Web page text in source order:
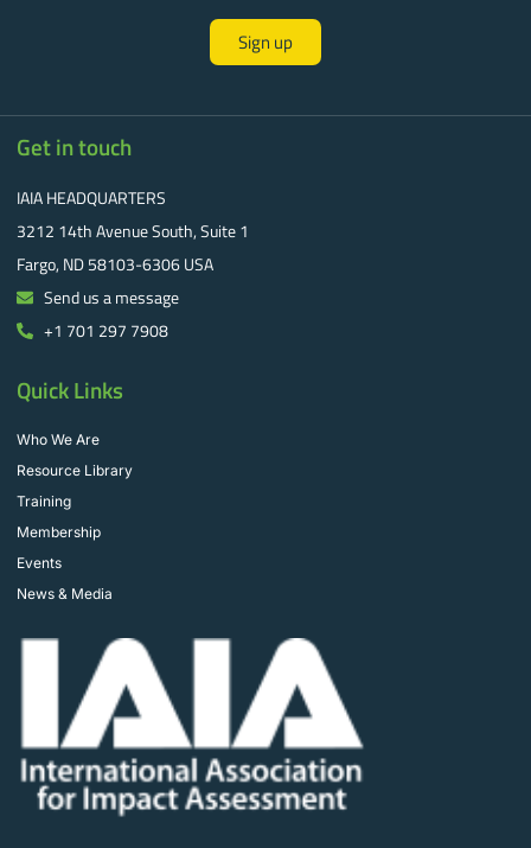
Sign up
Get in touch
IAIA HEADQUARTERS
3212 14th Avenue South, Suite 1
Fargo, ND 58103-6306 USA
Send us a message
+1 701 297 7908
Quick Links
Who We Are
Resource Library
Training
Membership
Events
News & Media